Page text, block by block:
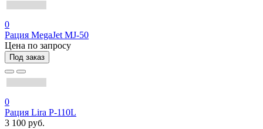
0
Рация MegaJet MJ-50
Цена по запросу
Под заказ
0
Рация Lira P-110L
3 100 руб.